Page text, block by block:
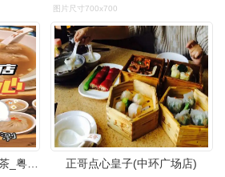
图片尺寸700x700
正哥点心皇子(中环广场店)